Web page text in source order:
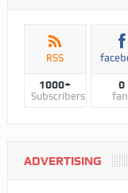
RSS
1000+
Subscribers
0
ADVERTISING